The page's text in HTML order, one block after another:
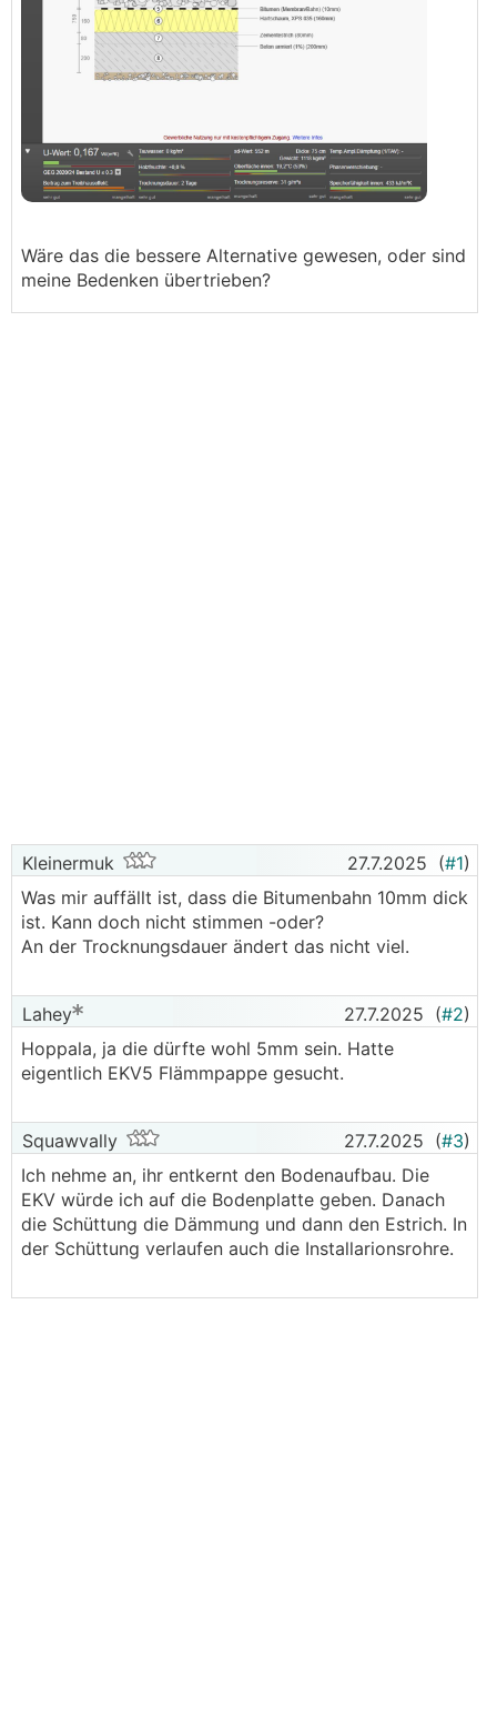
Wäre das die bessere Alternative gewesen, oder sind
meine Bedenken übertrieben?
Kleinermuk 27.7.2025 (#1)
Was mir auffällt ist, dass die Bitumenbahn 10mm dick
ist. Kann doch nicht stimmen -oder?
An der Trocknungsdauer ändert das nicht viel.
Lahey 27.7.2025 (#2)
Hoppala, ja die dürfte wohl 5mm sein. Hatte
eigentlich EKV5 Flämmpappe gesucht.
Squawvally 27.7.2025 (#3)
Ich nehme an, ihr entkernt den Bodenaufbau. Die
EKV würde ich auf die Bodenplatte geben. Danach
die Schüttung die Dämmung und dann den Estrich. In
der Schüttung verlaufen auch die Installarionsrohre.